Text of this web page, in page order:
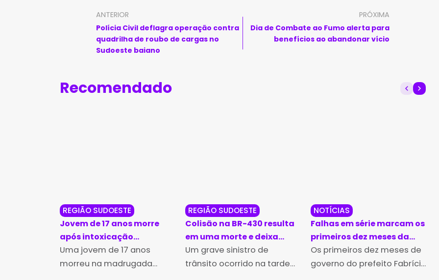
ANTERIOR
Polícia Civil deflagra operação contra
quadrilha de roubo de cargas no
Sudoeste baiano
PRÓXIMA
Dia de Combate ao Fumo alerta para
benefícios ao abandonar vício
Recomendado
REGIÃO SUDOESTE
Jovem de 17 anos morre
após intoxicação
medicamentosa em Urandi
Uma jovem de 17 anos
morreu na madrugada
REGIÃO SUDOESTE
Colisão na BR-430 resulta
em uma morte e deixa
duas feridas em Caetité
Um grave sinistro de
trânsito ocorrido na tarde
NOTÍCIAS
Falhas em série marcam os
primeiros dez meses da
gestão de Fabrício
Abrantes em Brumado
Os primeiros dez meses de
governo do prefeito Fabrício